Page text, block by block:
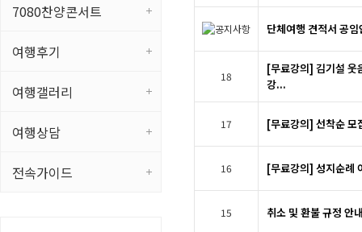
7080찬양콘서트
여행후기
여행갤러리
여행상담
전속가이드
단체여행 견적서 공임
18
[무료강의] 김기설 웃
강...
17 [무료강의] 선착순 모
16 [무료강의] 성지순례
15 취소 및 환불 규정 안